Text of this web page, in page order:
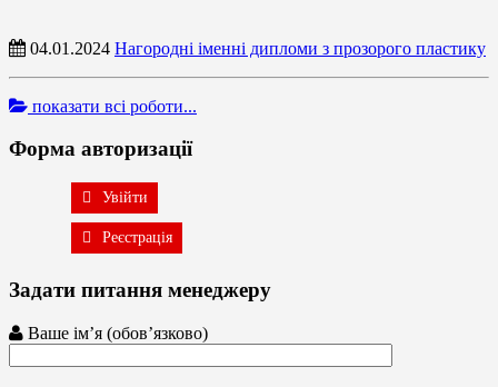
04.01.2024 Нагородні іменні дипломи з прозорого пластику
показати всі роботи...
Форма авторизації
Увійти
Реєстрація
Задати питання менеджеру
Ваше ім’я (обов’язково)